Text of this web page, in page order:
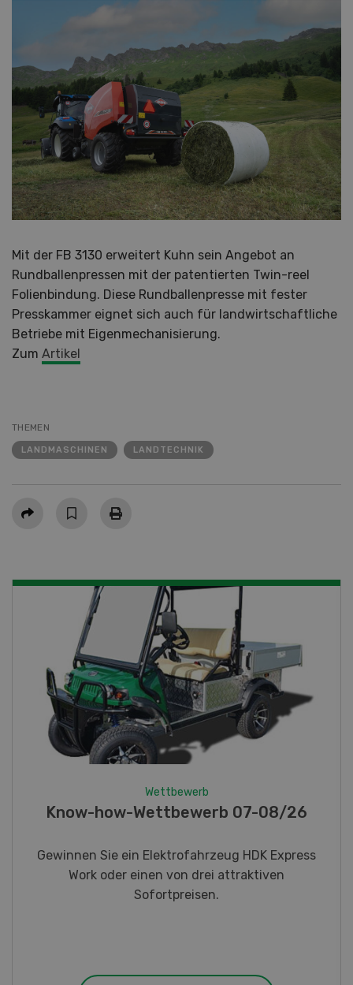
Mit der FB 3130 erweitert Kuhn sein Angebot an
Rundballenpressen mit der patentierten Twin-reel
Folienbindung. Diese Rundballenpresse mit fester
Presskammer eignet sich auch für landwirtschaftliche
Betriebe mit Eigenmechanisierung.
Zum Artikel
THEMEN
LANDMASCHINEN LANDTECHNIK
Teilen
Fotorätsel 07-08/26
Gewinnen Sie eines von fünf LANDI
Taschenmessern